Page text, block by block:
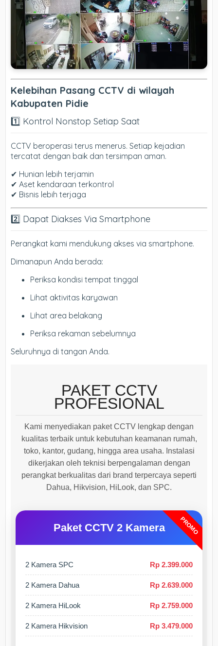
Kelebihan Pasang CCTV di wilayah
Kabupaten Pidie
1️⃣ Kontrol Nonstop Setiap Saat
CCTV beroperasi terus menerus. Setiap kejadian
tercatat dengan baik dan tersimpan aman.
✔ Hunian lebih terjamin
✔ Aset kendaraan terkontrol
✔ Bisnis lebih terjaga
2️⃣ Dapat Diakses Via Smartphone
Perangkat kami mendukung akses via smartphone.
Dimanapun Anda berada:
Periksa kondisi tempat tinggal
Lihat aktivitas karyawan
Lihat area belakang
Periksa rekaman sebelumnya
Seluruhnya di tangan Anda.
PAKET CCTV
PROFESIONAL
Kami menyediakan paket CCTV lengkap dengan
kualitas terbaik untuk kebutuhan keamanan rumah,
toko, kantor, gudang, hingga area usaha. Instalasi
dikerjakan oleh teknisi berpengalaman dengan
perangkat berkualitas dari brand terpercaya seperti
Dahua, Hikvision, HiLook, dan SPC.
PROMO
Paket CCTV 2 Kamera
2 Kamera SPC Rp 2.399.000
2 Kamera Dahua Rp 2.639.000
2 Kamera HiLook Rp 2.759.000
2 Kamera Hikvision Rp 3.479.000